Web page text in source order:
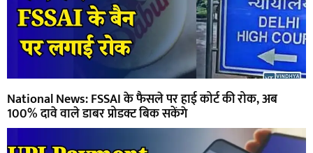
National News: FSSAI के फैसले पर हाई कोर्ट की रोक, अब
100% दावे वाले डाबर प्रोडक्ट बिक सकेंगे